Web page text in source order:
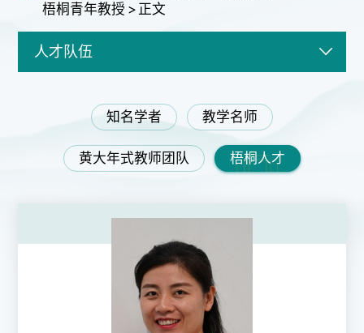
梧桐青年教授 > 正文
人才队伍
知名学者 教学名师
黄大年式教师团队 梧桐人才